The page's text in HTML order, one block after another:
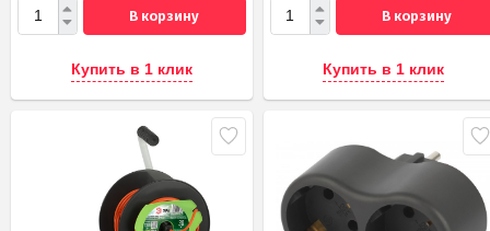
В корзину
Купить в 1 клик
В корзину
Купить в 1 клик